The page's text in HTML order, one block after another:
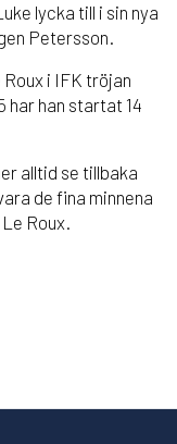
lycka till i sin nya
Petersson.
i IFK tröjan
har han startat 14
alltid se tillbaka
de fina minnena
Roux.